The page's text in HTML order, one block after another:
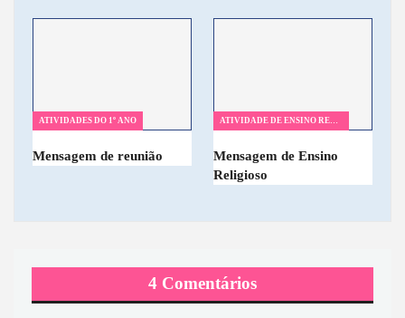
ATIVIDADES DO 1º ANO
Mensagem de reunião
Mensagem de Ensino
Religioso
4 Comentários